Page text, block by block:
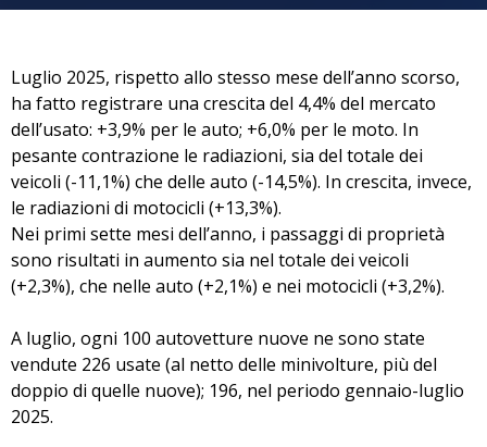
Luglio 2025, rispetto allo stesso mese dell’anno scorso,
ha fatto registrare una crescita del 4,4% del mercato
dell’usato: +3,9% per le auto; +6,0% per le moto. In
pesante contrazione le radiazioni, sia del totale dei
veicoli (-11,1%) che delle auto (-14,5%). In crescita, invece,
le radiazioni di motocicli (+13,3%).
⁠Nei primi sette mesi dell’anno, i passaggi di proprietà
sono risultati in aumento sia nel totale dei veicoli
(+2,3%), che nelle auto (+2,1%) e nei motocicli (+3,2%).
⁠A luglio, ogni 100 autovetture nuove ne sono state
vendute 226 usate (al netto delle minivolture, più del
doppio di quelle nuove); 196, nel periodo gennaio-luglio
2025.